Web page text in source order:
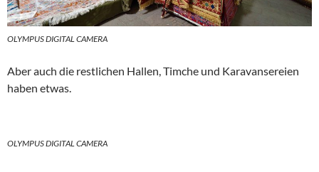
OLYMPUS DIGITAL CAMERA
Aber auch die restlichen Hallen, Timche und Karavansereien
haben etwas.
OLYMPUS DIGITAL CAMERA